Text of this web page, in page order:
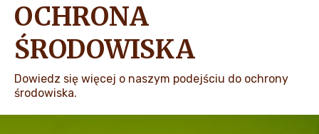
PEOPLE & PLANET
OUR BRANDS
OCHRONA
ŚRODOWISKA
Dowiedz się więcej o naszym podejściu do ochrony
środowiska.